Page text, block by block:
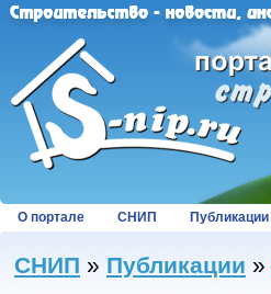
О портале СНИП Публикации
СНИП » Публикации »